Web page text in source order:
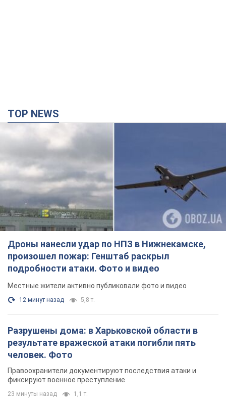
TOP NEWS
Дроны нанесли удар по НПЗ в Нижнекамске,
произошел пожар: Генштаб раскрыл
подробности атаки. Фото и видео
Местные жители активно публиковали фото и видео
12 минут назад 5,8 т.
Разрушены дома: в Харьковской области в
результате вражеской атаки погибли пять
человек. Фото
Правоохранители документируют последствия атаки и
фиксируют военное преступление
23 минуты назад 1,1 т.